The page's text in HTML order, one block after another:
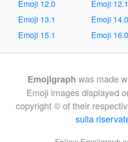
Emoji 12.0
Emoji 12.1
Emoji 13.1
Emoji 14.0
Emoji 15.1
Emoji 16.0
Emojigraph was made
Emoji images displayed
copyright © of their
sulla